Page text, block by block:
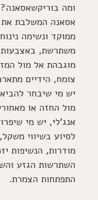
אסאנה המשלבת
ממוקד ונשימה
משתרשת,
מוגבהת אל מול
צומח, הידיים
יש מי שיבחר
מול החזה או
אנג'לי, יש מי
לסיוע בשיווי
מודרות, הנשיפות
השתרשות הגזע
התפתחות הצמרת.